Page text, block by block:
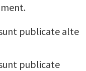
publicate alte
publicate